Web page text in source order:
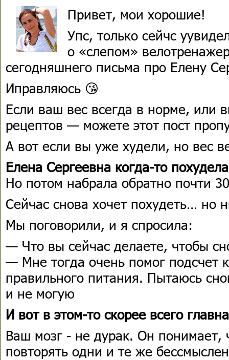
Привет, мои хорошие!
Упс, только сейчс
о «слепом»
сегодняшнего письма про Елену
Иправляюсь 😘
Если ваш вес всегда в норме, или
рецептов — можете этот пост
А вот если вы уже худели, но вес
Елена Сергеевна когда-то
Но потом набрала обратно почти
Сейчас снова хочет похудеть… но
Мы поговорили, и я спросила:
— Что вы сейчас делаете, чтобы
— Мне тогда очень помог подсчет
правильного питания. Пытаюсь
и не могую
И вот в этом-то скорее всего
Ваш мозг - не дурак. Он понимает,
повторять одни и те же